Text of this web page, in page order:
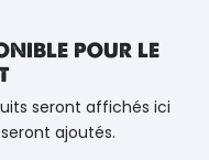
pour le
seront affichés ici
ajoutés.